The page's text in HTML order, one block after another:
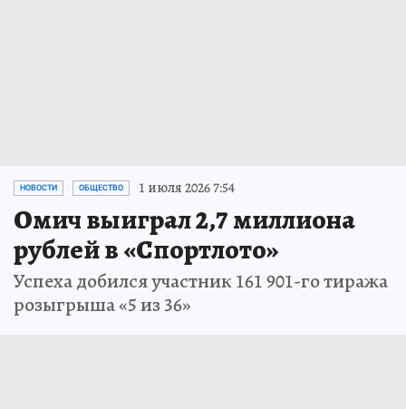
НОВОСТИ ОБЩЕСТВО 1 июля 2026 7:54
Омич выиграл 2,7 миллиона
рублей в «Спортлото»
Успеха добился участник 161 901-го тиража
розыгрыша «5 из 36»